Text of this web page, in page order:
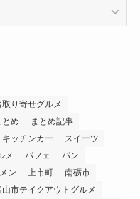
取り寄せグルメ
とめ
まとめ記事
キッチンカー
スイーツ
メ パフェ
パン
ン 上市町
南砺市
山市テイクアウトグルメ